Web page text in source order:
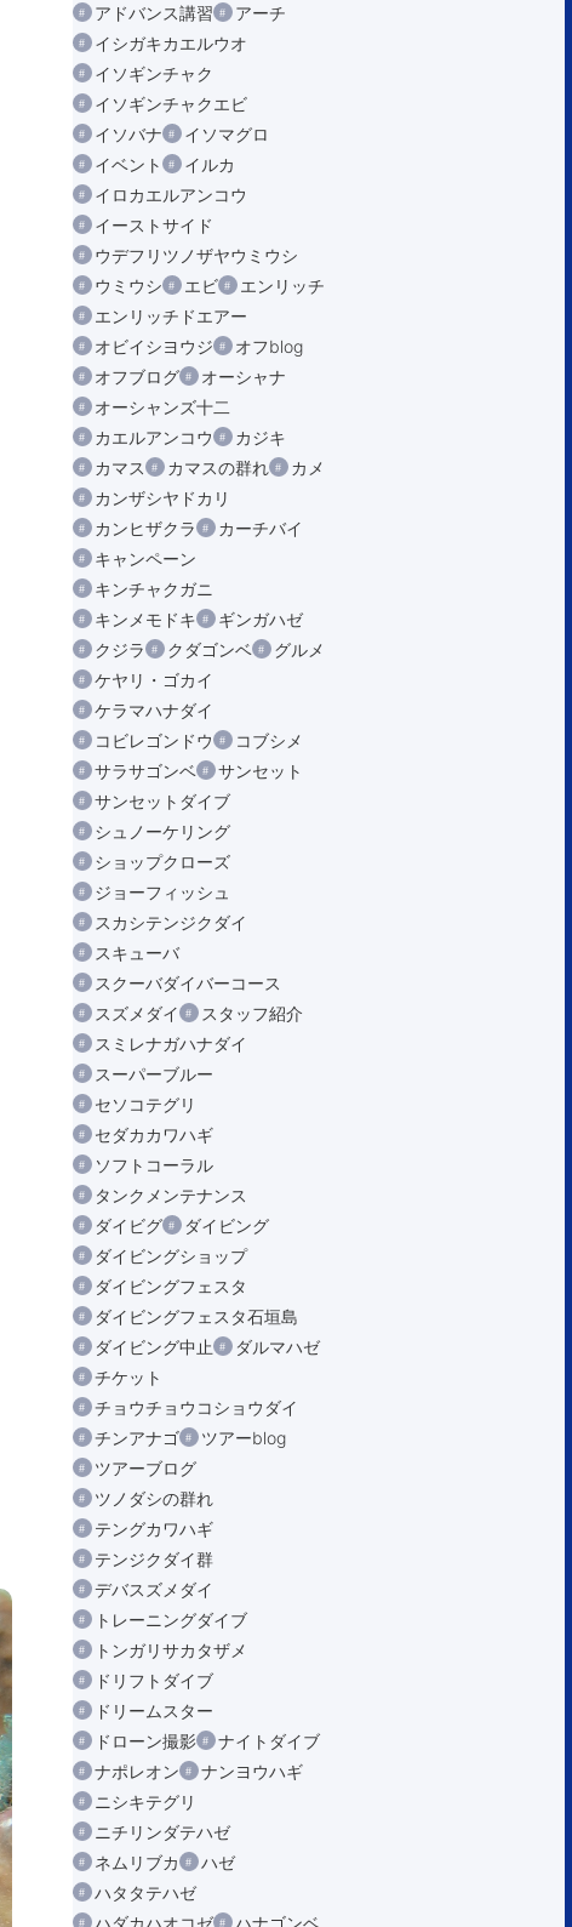
アドバンス講習
アーチ
イシガキカエルウオ
イソギンチャク
イソギンチャクエビ
イソバナ
イソマグロ
イベント
イルカ
イロカエルアンコウ
イーストサイド
ウデフリツノザヤウミウシ
ウミウシ
エビ
エンリッチ
エンリッチドエアー
オビイシヨウジ
オフblog
オフブログ
オーシャナ
オーシャンズ十二
カエルアンコウ
カジキ
カマス
カマスの群れ
カメ
カンザシヤドカリ
カンヒザクラ
カーチバイ
キャンペーン
キンチャクガニ
キンメモドキ
ギンガハゼ
クジラ
クダゴンベ
グルメ
ケヤリ・ゴカイ
ケラマハナダイ
コビレゴンドウ
コブシメ
サラサゴンベ
サンセット
サンセットダイブ
シュノーケリング
ショップクローズ
ジョーフィッシュ
スカシテンジクダイ
スキューバ
スクーバダイバーコース
スズメダイ
スタッフ紹介
スミレナガハナダイ
スーパーブルー
セソコテグリ
セダカカワハギ
ソフトコーラル
タンクメンテナンス
ダイビグ
ダイビング
ダイビングショップ
ダイビングフェスタ
ダイビングフェスタ石垣島
ダイビング中止
ダルマハゼ
チケット
チョウチョウコショウダイ
チンアナゴ
ツアーblog
ツアーブログ
ツノダシの群れ
テングカワハギ
テンジクダイ群
デバスズメダイ
トレーニングダイブ
トンガリサカタザメ
ドリフトダイブ
ドリームスター
ドローン撮影
ナイトダイブ
ナポレオン
ナンヨウハギ
ニシキテグリ
ニチリンダテハゼ
ネムリブカ
ハゼ
ハタタテハゼ
ハダカハオコゼ
ハナゴンベ